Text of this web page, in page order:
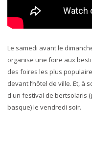
Le samedi avant le
organise une foire aux
des foires les plus
devant l’hôtel de ville. Et, à
d'un festival de bertsolaris
basque) le vendredi soir.